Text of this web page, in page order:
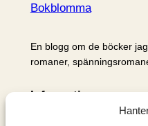
Bokblomma
En blogg om de böcker
romaner,
Information